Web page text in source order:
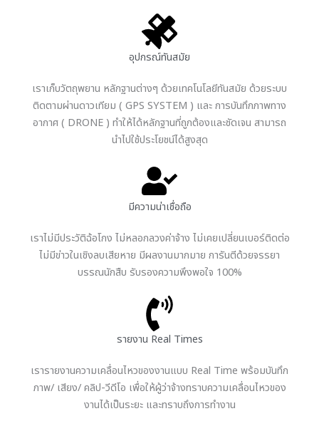
อุปกรณ์ทันสมัย
เราเก็บวัตถุพยาน หลักฐานต่างๆ ด้วยเทคโนโลยีทันสมัย ด้วยระบบ
ติดตามผ่านดาวเทียม ( GPS SYSTEM ) และ การบันทึกภาพทาง
อากาศ ( DRONE ) ทำให้ได้หลักฐานที่ถูกต้องและชัดเจน สามารถ
นำไปใช้ประโยชน์ได้สูงสุด
มีความน่าเชื่อถือ
เราไม่มีประวัติฉ้อโกง ไม่หลอกลวงค่าจ้าง ไม่เคยเปลี่ยนเบอร์ติดต่อ
ไม่มีข่าวในเชิงลบเสียหาย มีผลงานมากมาย การันตีด้วยจรรยา
บรรณนักสืบ รับรองความพึงพอใจ 100%
รายงาน Real Times
เรารายงานความเคลื่อนไหวของงานแบบ Real Time พร้อมบันทึก
ภาพ/ เสียง/ คลิป-วีดีโอ เพื่อให้ผู้ว่าจ้างทราบความเคลื่อนไหวของ
งานได้เป็นระยะ และทราบถึงการทำงาน